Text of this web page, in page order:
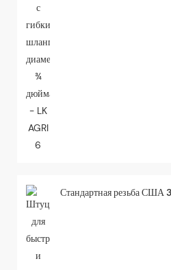
Стандартная резьба США